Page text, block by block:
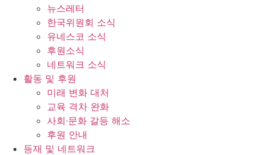
뉴스레터
한국위원회 소식
유네스코 소식
후원소식
네트워크 소식
활동 및 후원
미래 변화 대처
교육 격차 완화
사회∙문화 갈등 해소
후원 안내
등재 및 네트워크